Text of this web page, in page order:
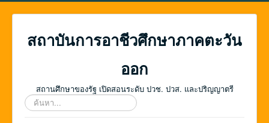
สถาบันการอาชีวศึกษาภาคตะวัน
ออก
สถานศึกษาของรัฐ เปิดสอนระดับ ปวช. ปวส. และปริญญาตรี
ค้นหา...